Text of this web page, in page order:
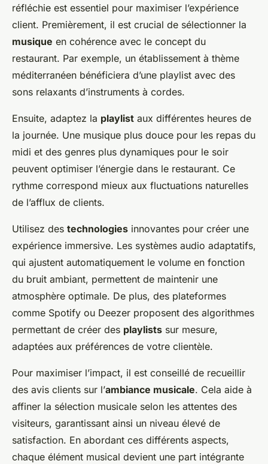
réfléchie est essentiel pour maximiser l’expérience
client. Premièrement, il est crucial de sélectionner la
musique en cohérence avec le concept du
restaurant. Par exemple, un établissement à thème
méditerranéen bénéficiera d’une playlist avec des
sons relaxants d’instruments à cordes.
Ensuite, adaptez la playlist aux différentes heures de
la journée. Une musique plus douce pour les repas du
midi et des genres plus dynamiques pour le soir
peuvent optimiser l’énergie dans le restaurant. Ce
rythme correspond mieux aux fluctuations naturelles
de l’afflux de clients.
Utilisez des technologies innovantes pour créer une
expérience immersive. Les systèmes audio adaptatifs,
qui ajustent automatiquement le volume en fonction
du bruit ambiant, permettent de maintenir une
atmosphère optimale. De plus, des plateformes
comme Spotify ou Deezer proposent des algorithmes
permettant de créer des playlists sur mesure,
adaptées aux préférences de votre clientèle.
Pour maximiser l’impact, il est conseillé de recueillir
des avis clients sur l’ambiance musicale. Cela aide à
affiner la sélection musicale selon les attentes des
visiteurs, garantissant ainsi un niveau élevé de
satisfaction. En abordant ces différents aspects,
chaque élément musical devient une part intégrante